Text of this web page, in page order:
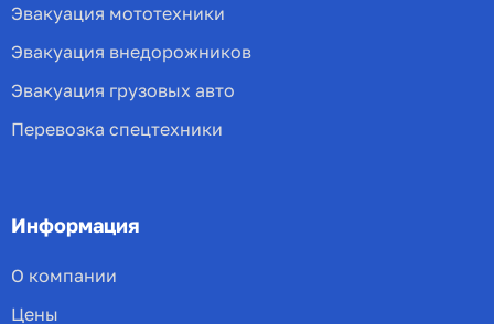
Эвакуация мототехники
Эвакуация внедорожников
Эвакуация грузовых авто
Перевозка спецтехники
Информация
О компании
Цены